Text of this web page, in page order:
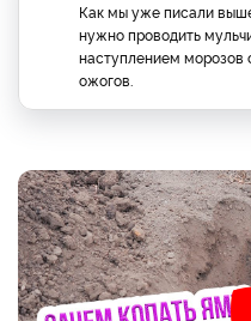
Как мы уже писали
нужно проводить
наступлением морозов
ожогов.